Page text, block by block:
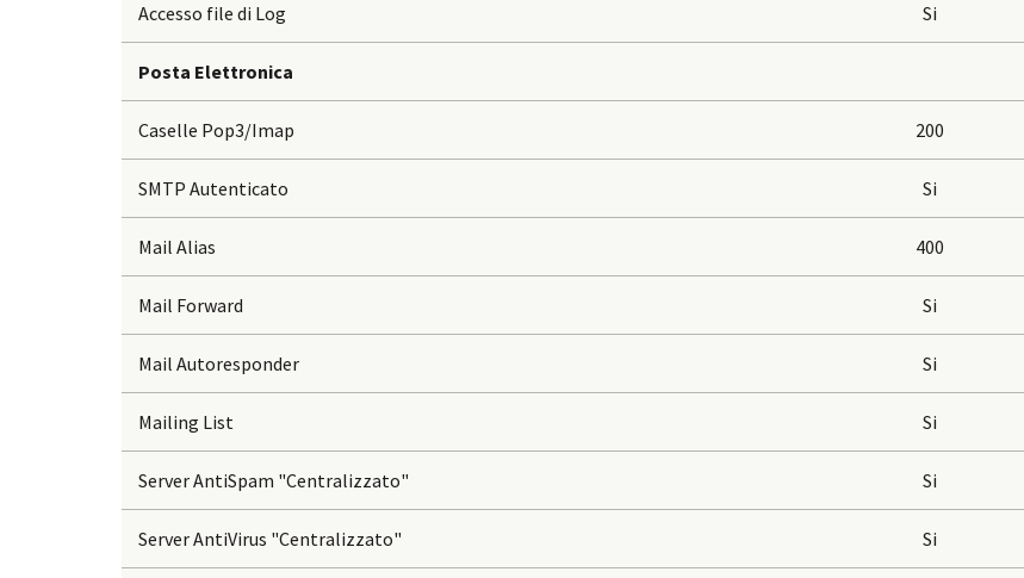
Accesso file di Log Si
Posta Elettronica
Caselle Pop3/Imap 200
SMTP Autenticato Si
Mail Alias 400
Mail Forward Si
Mail Autoresponder Si
Mailing List Si
Server AntiSpam "Centralizzato" Si
Server AntiVirus "Centralizzato" Si